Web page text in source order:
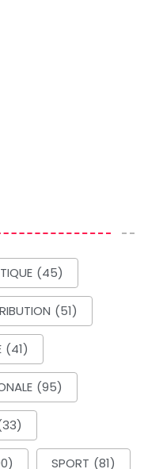
(45)
(51)
(41)
(95)
SPORT (81)